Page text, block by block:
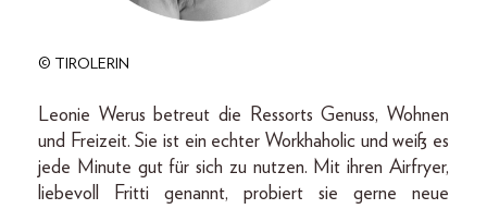
© TIROLERIN
Leonie Werus betreut die Ressorts Genuss, Wohnen
und Freizeit. Sie ist ein echter Workhaholic und weiß es
jede Minute gut für sich zu nutzen. Mit ihren Airfryer,
liebevoll Fritti genannt, probiert sie gerne neue